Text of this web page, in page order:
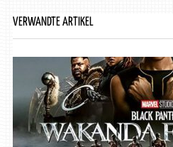
VERWANDTE ARTIKEL